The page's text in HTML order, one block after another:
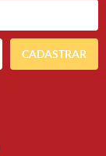
CADASTRAR